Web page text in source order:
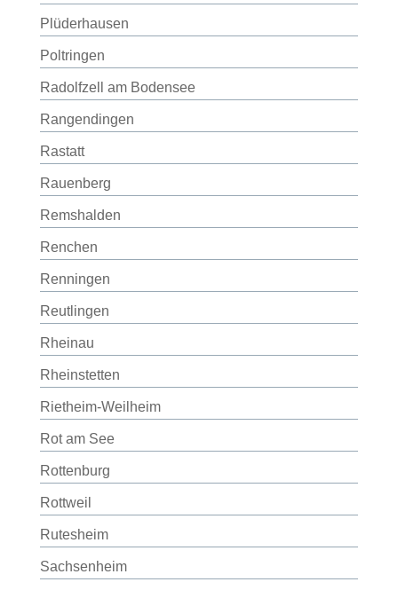
Plüderhausen
Poltringen
Radolfzell am Bodensee
Rangendingen
Rastatt
Rauenberg
Remshalden
Renchen
Renningen
Reutlingen
Rheinau
Rheinstetten
Rietheim-Weilheim
Rot am See
Rottenburg
Rottweil
Rutesheim
Sachsenheim